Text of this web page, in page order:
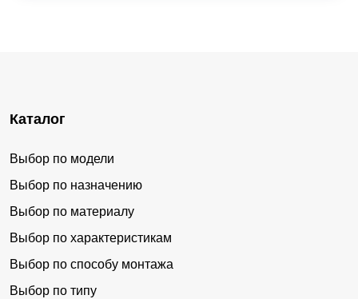
Каталог
Выбор по модели
Выбор по назначению
Выбор по материалу
Выбор по характеристикам
Выбор по способу монтажа
Выбор по типу